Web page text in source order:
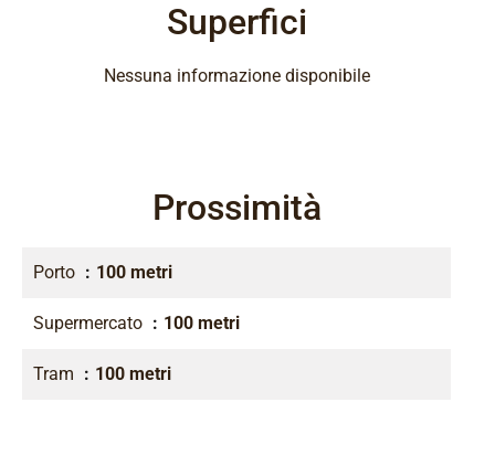
Superfici
Nessuna informazione disponibile
Prossimità
Porto 100 metri
Supermercato 100 metri
Tram 100 metri